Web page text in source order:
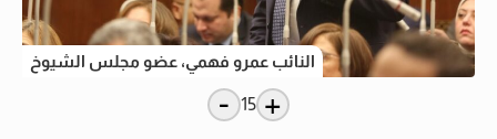
النائب عمرو فهمي، عضو مجلس الشيوخ
+
15
-